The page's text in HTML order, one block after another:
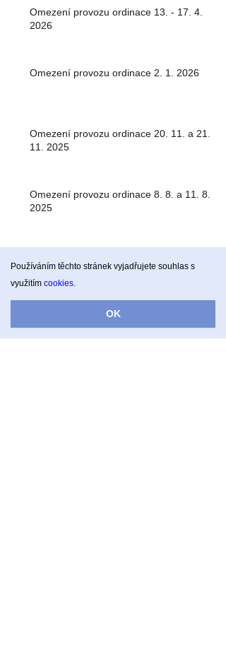
Používáním těchto stránek vyjadřujete souhlas s
využitím cookies
OK
Omezení provozu ordinace 13. - 17. 4.
2026
Omezení provozu ordinace 2. 1. 2026
Omezení provozu ordinace 20. 11. a 21.
11. 2025
Omezení provozu ordinace 8. 8. a 11. 8.
2025
Omezení ordinační doby 14. 3. - 21. 3.
2025